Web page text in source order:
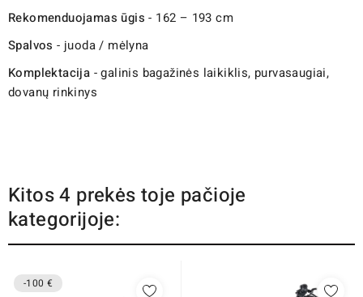
Rekomenduojamas ūgis - 162 – 193 cm
Spalvos - juoda / mėlyna
Komplektacija - galinis bagažinės laikiklis, purvasaugiai,
dovanų rinkinys
Kitos 4 prekės toje pačioje
kategorijoje:
-100 €